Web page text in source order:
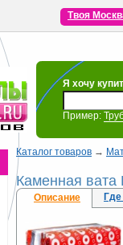
Твоя
Я хочу
Пример:
Каталог товаров →
Каменная вата
Описание